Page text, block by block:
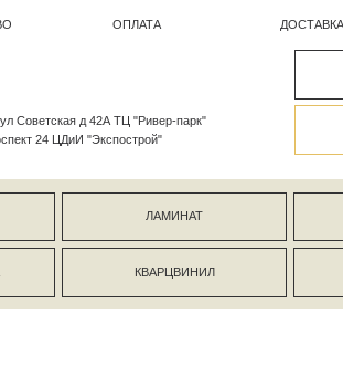
"Экспострой"
КВАРЦВИНИЛ
КЕРАМОГРАНИТ
СТЕНОВЫЕ ПАНЕЛИ
ЛАМИНАТ